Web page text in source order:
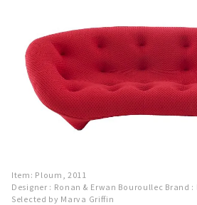
Item: Ploum, 2011
Designer : Ronan & Erwan Bouroullec Brand :
Selected by Marva Griffin